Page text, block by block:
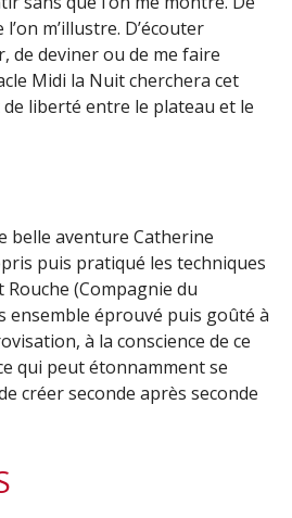
m’illustre. D’écouter
de deviner ou de me faire
Midi la Nuit cherchera cet
liberté entre le plateau et le
belle aventure Catherine
puis pratiqué les techniques
Rouche (Compagnie du
ensemble éprouvé puis goûté à
à la conscience de ce
qui peut étonnamment se
créer seconde après seconde